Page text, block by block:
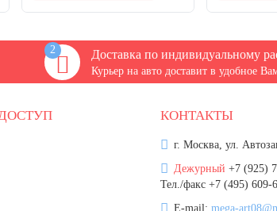
2 Доставка по индивидуальному
Курьер на авто доставит в удобное
КОНТАКТЫ
г. Москва, ул.
Дежурный +7 (925)
Тел./факс +7 (495) 609-
E-mail: mega-